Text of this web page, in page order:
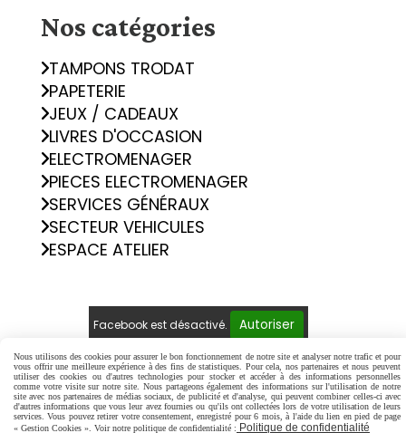
Nos catégories
TAMPONS TRODAT
PAPETERIE
JEUX / CADEAUX
LIVRES D'OCCASION
ELECTROMENAGER
PIECES ELECTROMENAGER
SERVICES GÉNÉRAUX
SECTEUR VEHICULES
ESPACE ATELIER
Facebook est désactivé. Autoriser
Mentions Légales
Conditions générales de vente
Politique de confidentialité
Gestion cookies
Mon Compte
Créer un site internet
Nous utilisons des cookies pour assurer le bon fonctionnement de notre site et analyser notre trafic et pour
vous offrir une meilleure expérience à des fins de statistiques. Pour cela, nos partenaires et nous peuvent
utiliser des cookies ou d'autres technologies pour stocker et accéder à des informations personnelles
comme votre visite sur notre site. Nous partageons également des informations sur l'utilisation de notre
site avec nos partenaires de médias sociaux, de publicité et d'analyse, qui peuvent combiner celles-ci avec
d'autres informations que vous leur avez fournies ou qu'ils ont collectées lors de votre utilisation de leurs
services. Vous pouvez retirer votre consentement, enregistré pour 6 mois, à l'aide du lien en pied de page
« Gestion Cookies ». Voir notre politique de confidentialité : Politique de confidentialité